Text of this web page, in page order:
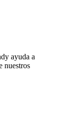
ayuda a
nuestros